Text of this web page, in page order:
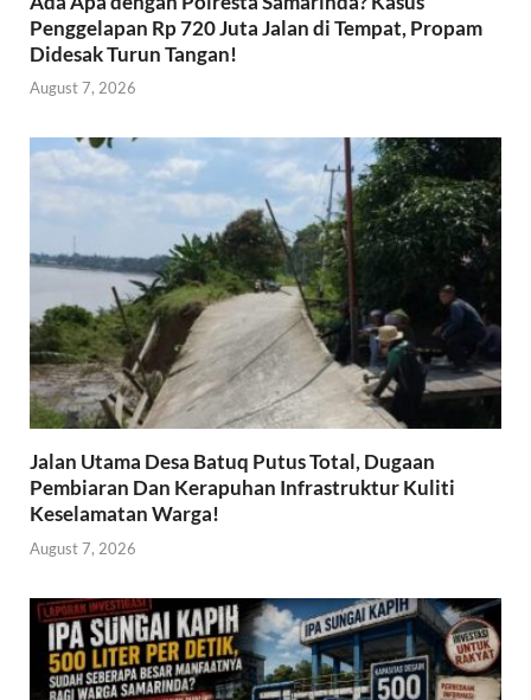
Penggelapan Rp 720 Juta Jalan di Tempat, Propam
Didesak Turun Tangan!
August 7, 2026
Jalan Utama Desa Batuq Putus Total, Dugaan
Pembiaran Dan Kerapuhan Infrastruktur Kuliti
Keselamatan Warga!
August 7, 2026